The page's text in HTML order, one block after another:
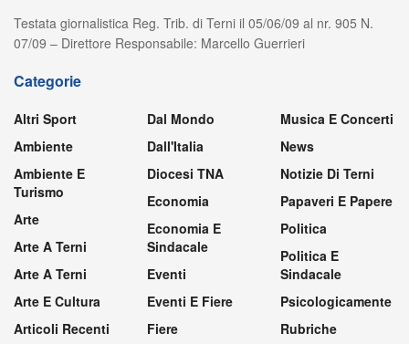
Testata giornalistica Reg. Trib. di Terni il 05/06/09 al nr. 905 N.
07/09 – Direttore Responsabile: Marcello Guerrieri
Categorie
Altri Sport
Ambiente
Ambiente E
Turismo
Arte
Arte A Terni
Arte A Terni
Arte E Cultura
Articoli Recenti
Dal Mondo
Dall'Italia
Diocesi TNA
Economia
Economia E
Sindacale
Eventi
Eventi E Fiere
Fiere
Musica E Concerti
News
Notizie Di Terni
Papaveri E Papere
Politica
Politica E
Sindacale
Psicologicamente
Rubriche